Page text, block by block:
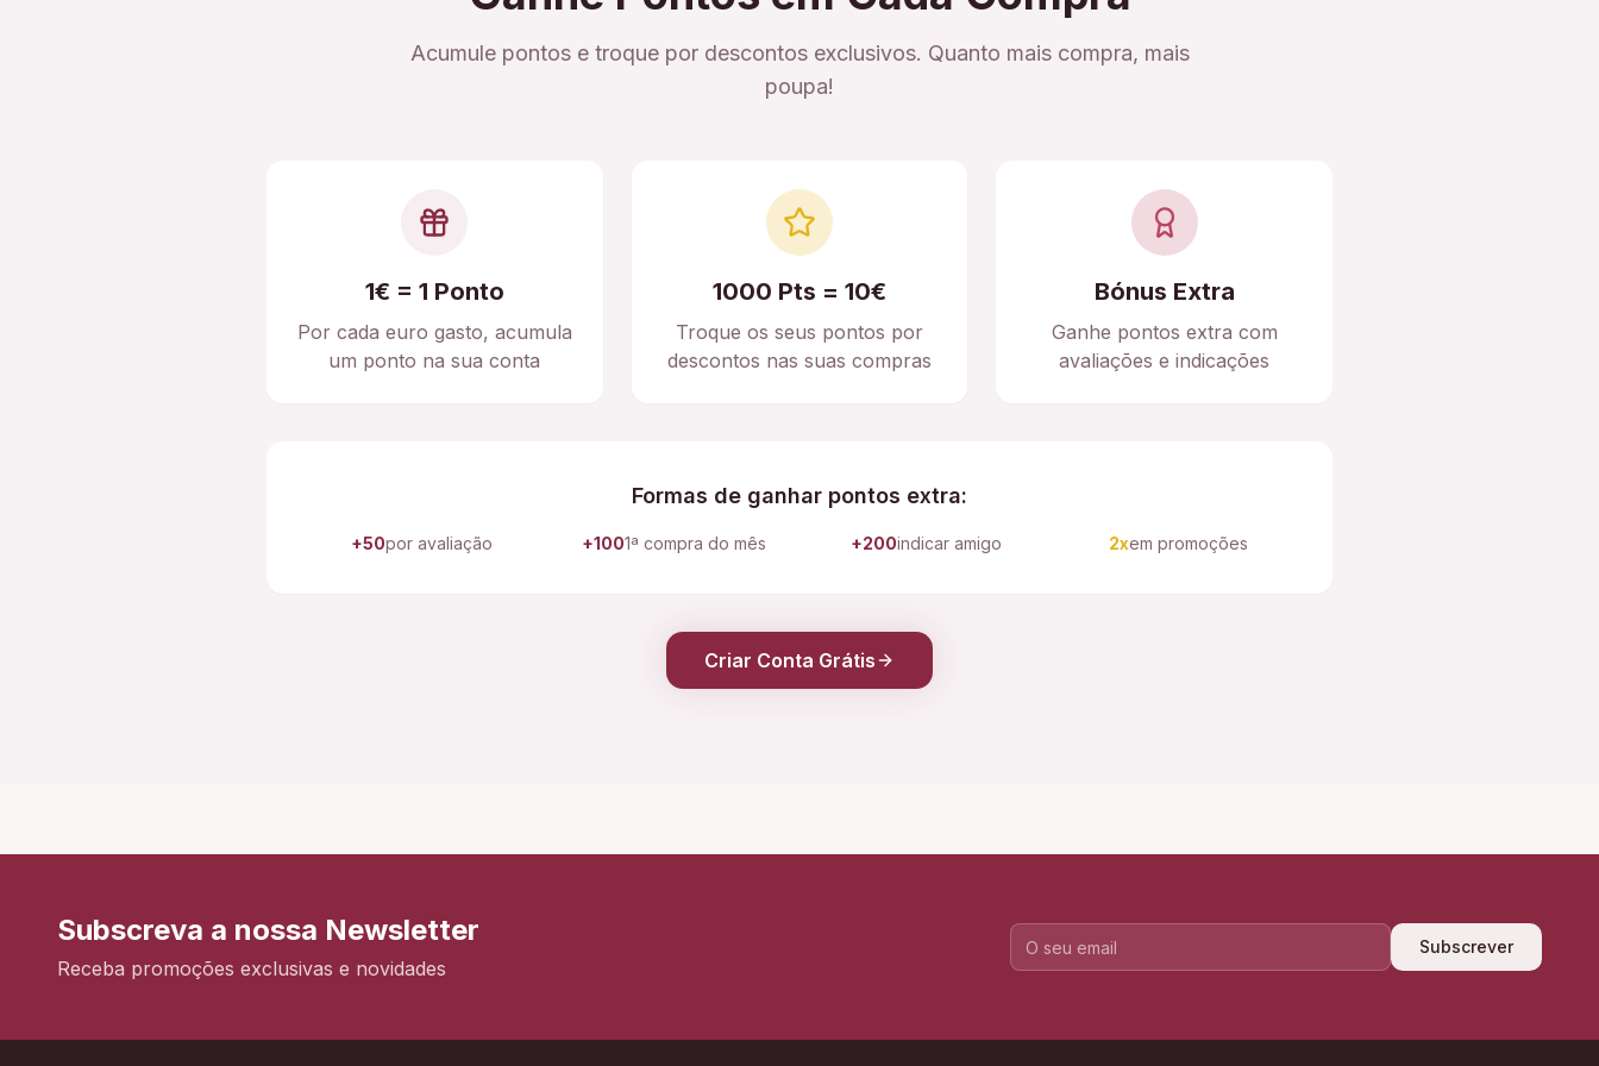
Acumule pontos e troque por descontos exclusivos. Quanto mais compra, mais
poupa!
1€ = 1 Ponto
Por cada euro gasto, acumula
um ponto na sua conta
1000 Pts = 10€
Troque os seus pontos por
descontos nas suas compras
Bónus Extra
Ganhe pontos extra com
avaliações e indicações
Formas de ganhar pontos extra:
+50por avaliação +1001ª compra do mês +200indicar amigo 2xem promoções
Criar Conta Grátis
Subscreva a nossa Newsletter
Receba promoções exclusivas e novidades
Subscrever